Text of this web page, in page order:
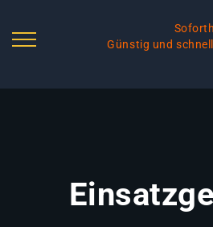
Günstig und